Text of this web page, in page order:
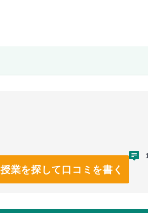
授業を探して口コミを書く